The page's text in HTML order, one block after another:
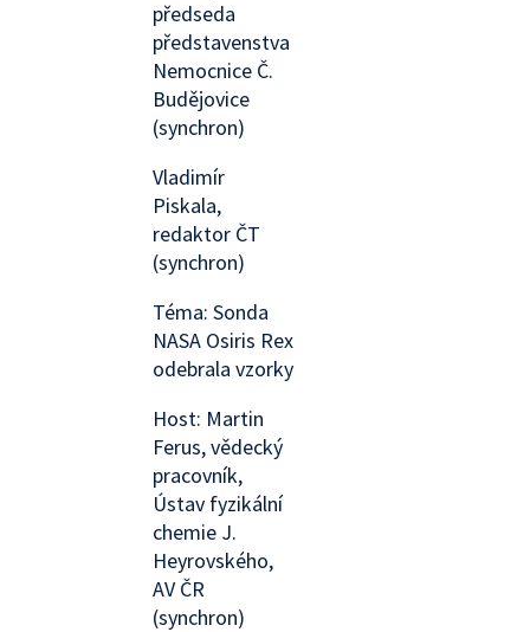
předseda
představenstva
Nemocnice Č.
Budějovice
(synchron)
Vladimír
Piskala,
redaktor ČT
(synchron)
Téma: Sonda
NASA Osiris Rex
odebrala vzorky
Host: Martin
Ferus, vědecký
pracovník,
Ústav fyzikální
chemie J.
Heyrovského,
AV ČR
(synchron)